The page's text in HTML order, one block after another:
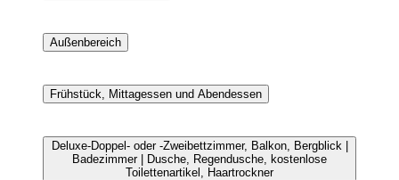
Außenbereich
Frühstück, Mittagessen und Abendessen
Deluxe-Doppel- oder -Zweibettzimmer, Balkon, Bergblick |
Badezimmer | Dusche, Regendusche, kostenlose
Toilettenartikel, Haartrockner